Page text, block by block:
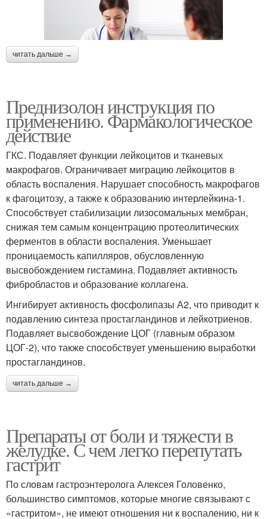
читать дальше →
Преднизолон инструкция по
применению. Фармакологическое
действие
ГКС. Подавляет функции лейкоцитов и тканевых
макрофагов. Ограничивает миграцию лейкоцитов в
область воспаления. Нарушает способность макрофагов
к фагоцитозу, а также к образованию интерлейкина-1.
Способствует стабилизации лизосомальных мембран,
снижая тем самым концентрацию протеолитических
ферментов в области воспаления. Уменьшает
проницаемость капилляров, обусловленную
высвобождением гистамина. Подавляет активность
фибробластов и образование коллагена.
Ингибирует активность фосфолипазы А2, что приводит к
подавлению синтеза простагландинов и лейкотриенов.
Подавляет высвобождение ЦОГ (главным образом
ЦОГ-2), что также способствует уменьшению выработки
простагландинов.
читать дальше →
Препараты от боли и тяжести в
желудке. С чем легко перепутать
гастрит
По словам гастроэнтеролога Алексея Головенко,
большинство симптомов, которые многие связывают с
«гастритом», не имеют отношения ни к воспалению, ни к